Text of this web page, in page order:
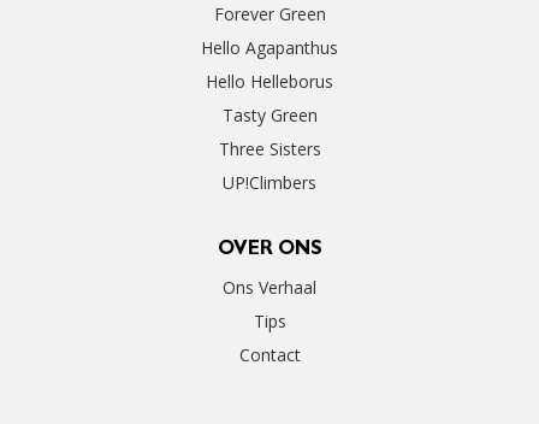
Forever Green
Hello Agapanthus
Hello Helleborus
Tasty Green
Three Sisters
UP!Climbers
OVER ONS
Ons Verhaal
Tips
Contact